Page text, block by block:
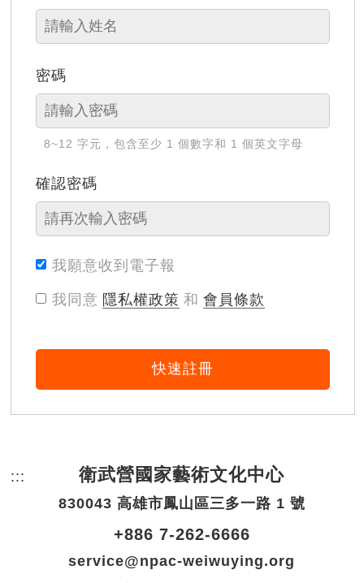
密碼
8~12 字元，包含至少 1 個數字和 1 個英文字母
確認密碼
我願意收到電子報
我同意 隱私權政策 和 會員條款
快速註冊
::: 頁尾網站資訊。
衛武營國家藝術文化中心
830043 高雄市鳳山區三多一路 1 號
+886 7-262-6666
service@npac-weiwuying.org